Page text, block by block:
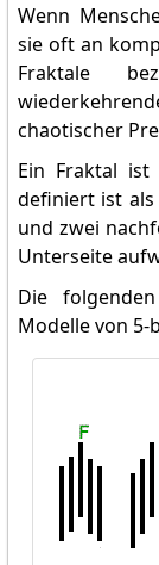
Wenn
sie oft an
Fraktale
chaotischer
Ein Fraktal ist
definiert ist als
und zwei
Unterseite
Die
Modelle von 5-